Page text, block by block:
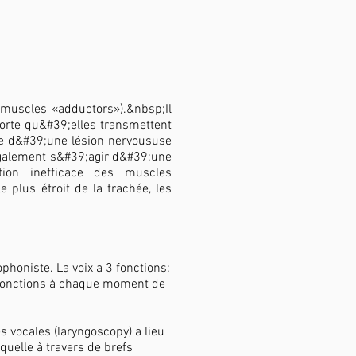
«adductors»).&nbsp;Il
qu&#39;elles transmettent
lésion nervoususe
s&#39;agir d&#39;une
inefficace des muscles
plus étroit de la trachée, les
La voix a 3 fonctions:
à chaque moment de
(laryngoscopy) a lieu
à travers de brefs